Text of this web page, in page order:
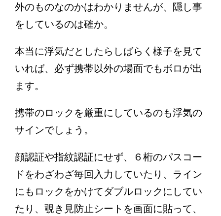
外のものなのかはわかりませんが、隠し事
をしているのは確か。
本当に浮気だとしたらしばらく様子を見て
いれば、必ず携帯以外の場面でもボロが出
ます。
携帯のロックを厳重にしているのも浮気の
サインでしょう。
顔認証や指紋認証にせず、６桁のパスコー
ドをわざわざ毎回入力していたり、ライン
にもロックをかけてダブルロックにしてい
たり、覗き見防止シートを画面に貼って、